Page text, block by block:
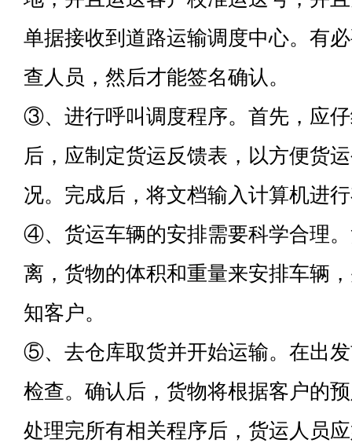
单据接收到道路运输调度中心。有
查人员，然后才能签名确认。
③、进行呼叫调度程序。首先，应
后，应制定货运反馈表，以方便货
况。完成后，将文档输入计算机进
④、货运车辆的安排需要科学合理
离，货物的体积和重量来安排车辆
知客户。
⑤、去仓库取货并开始运输。在出
检查。确认后，货物将根据客户的
处理完所有相关程序后，货运人员